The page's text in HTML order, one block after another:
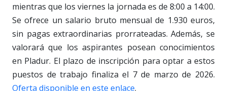
mientras que los viernes la jornada es de 8:00 a 14:00.
Se ofrece un salario bruto mensual de 1.930 euros,
sin pagas extraordinarias prorrateadas. Además, se
valorará que los aspirantes posean conocimientos
en Pladur. El plazo de inscripción para optar a estos
puestos de trabajo finaliza el 7 de marzo de 2026.
Oferta disponible en este enlace.